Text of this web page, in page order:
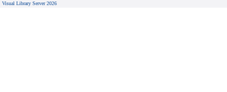
Visual Library Server 2026